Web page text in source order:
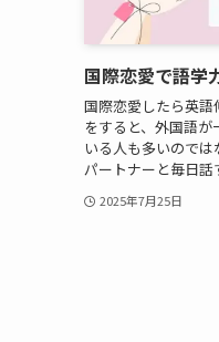
国際恋愛で語学
国際恋愛したら英語
をすると、外国語
いる人も多いのでは
パートナーと毎日話
2025年7月25日